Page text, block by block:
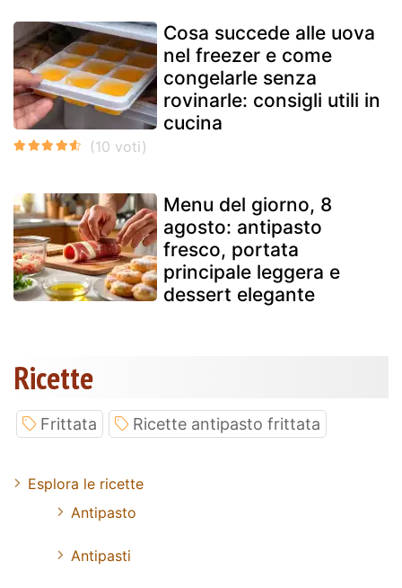
Cosa succede alle uova
nel freezer e come
congelarle senza
rovinarle: consigli utili in
cucina
Menu del giorno, 8
agosto: antipasto
fresco, portata
principale leggera e
dessert elegante
Ricette
Frittata Ricette antipasto frittata
Esplora le ricette
Antipasto
Antipasti